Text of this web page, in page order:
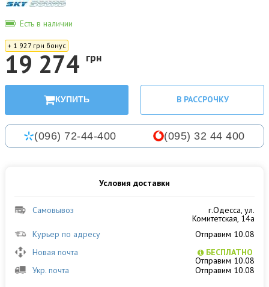
Есть в наличии
+ 1 927 грн бонус
19 274 грн
КУПИТЬ В РАССРОЧКУ
(096) 72-44-400 (095) 32 44 400
Условия доставки
Самовывоз г.Одесса, ул.
Комитетская, 14а
Курьер по адресу
Отправим 10.08
Новая почта
БЕСПЛАТНО
Отправим 10.08
Укр. почта
Отправим 10.08